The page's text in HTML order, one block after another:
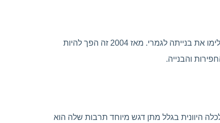
אחת הדוגמאות הכי גדולות בהקשר של החידושים והשאלה למה כדאי להשקיע בסלוניקי הוא אותה רכבת תחתית אשר השלימו את בנייתה לגמרי. מאז 2004 זה הפך להיות
היוונית בגלל מתן דגש מיוחד תרבות שלה הוא